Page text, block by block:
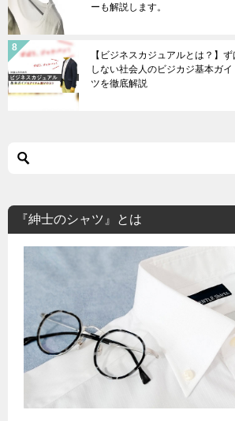
ーも解説します。
【ビジネスカジュアルとは？】
しない社会人のビジカジ基本ガ
ツを徹底解説
『紳士のシャツ』とは